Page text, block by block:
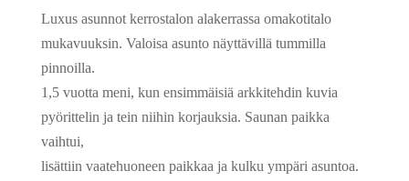
Luxus asunnot kerrostalon alakerrassa omakotitalo
mukavuuksin. Valoisa asunto näyttävillä tummilla
pinnoilla.
1,5 vuotta meni, kun ensimmäisiä arkkitehdin kuvia
pyörittelin ja tein niihin korjauksia. Saunan paikka
vaihtui,
lisättiin vaatehuoneen paikkaa ja kulku ympäri asuntoa.